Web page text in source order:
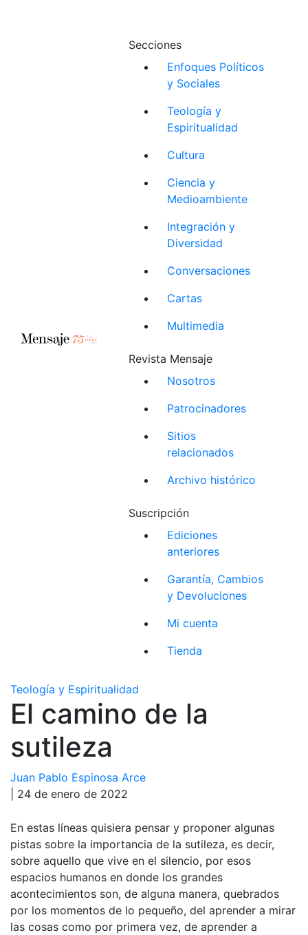
Secciones
Enfoques Políticos
y Sociales
Teología y
Espiritualidad
Cultura
Ciencia y
Medioambiente
Integración y
Diversidad
Conversaciones
Cartas
Multimedia
Revista Mensaje
Nosotros
Patrocinadores
Sitios
relacionados
Archivo histórico
Suscripción
Ediciones
anteriores
Garantía, Cambios
y Devoluciones
Mi cuenta
Tienda
Teología y Espiritualidad
El camino de la
sutileza
Juan Pablo Espinosa Arce
| 24 de enero de 2022
En estas líneas quisiera pensar y proponer algunas
pistas sobre la importancia de la sutileza, es decir,
sobre aquello que vive en el silencio, por esos
espacios humanos en donde los grandes
acontecimientos son, de alguna manera, quebrados
por los momentos de lo pequeño, del aprender a mirar
las cosas como por primera vez, de aprender a